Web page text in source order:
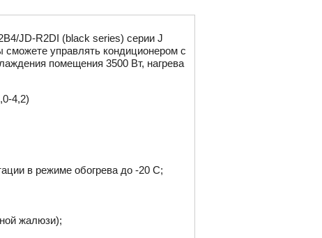
JD-R2DI (black series) серии J
управлять кондиционером с
помещения 3500 Вт, нагрева
4,2)
в режиме обогрева до -20 C;
жалюзи);